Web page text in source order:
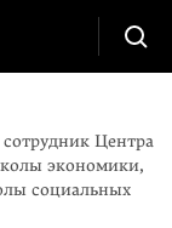
Центра
экономики,
социальных